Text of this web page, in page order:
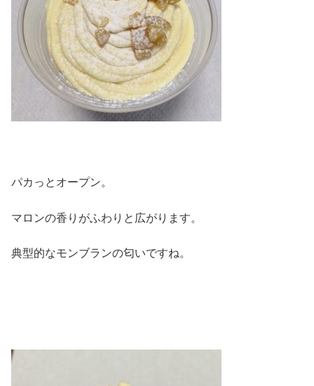
パカっとオープン。
マロンの香りがふわりと広がります。
典型的なモンブランの匂いですね。